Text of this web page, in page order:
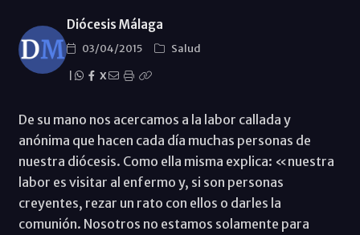
Diócesis Málaga
03/04/2015
Salud
X
De su mano nos acercamos a la labor callada y
anónima que hacen cada día muchas personas de
nuestra diócesis. Como ella misma explica: «nuestra
labor es visitar al enfermo y, si son personas
creyentes, rezar un rato con ellos o darles la
comunión. Nosotros no estamos solamente para